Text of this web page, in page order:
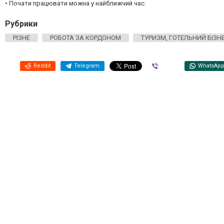
• Почати працювати можна у найближчий час.
Рубрики
РІЗНЕ РОБОТА ЗА КОРДОНОМ ТУРИЗМ, ГОТЕЛЬНИЙ
Reddit Telegram WhatsApp